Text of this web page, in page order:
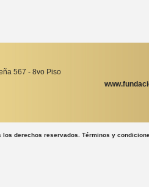
567 - 8vo Piso
los derechos reservados. Términos y